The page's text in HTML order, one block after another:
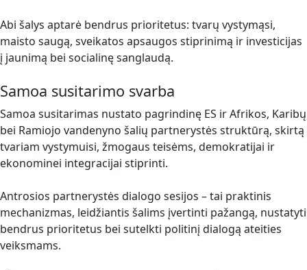
Abi šalys aptarė bendrus prioritetus: tvarų vystymąsi,
maisto saugą, sveikatos apsaugos stiprinimą ir investicijas
į jaunimą bei socialinę sanglaudą.
Samoa susitarimo svarba
Samoa susitarimas nustato pagrindinę ES ir Afrikos, Karibų
bei Ramiojo vandenyno šalių partnerystės struktūrą, skirtą
tvariam vystymuisi, žmogaus teisėms, demokratijai ir
ekonominei integracijai stiprinti.
Antrosios partnerystės dialogo sesijos – tai praktinis
mechanizmas, leidžiantis šalims įvertinti pažangą, nustatyti
bendrus prioritetus bei sutelkti politinį dialogą ateities
veiksmams.